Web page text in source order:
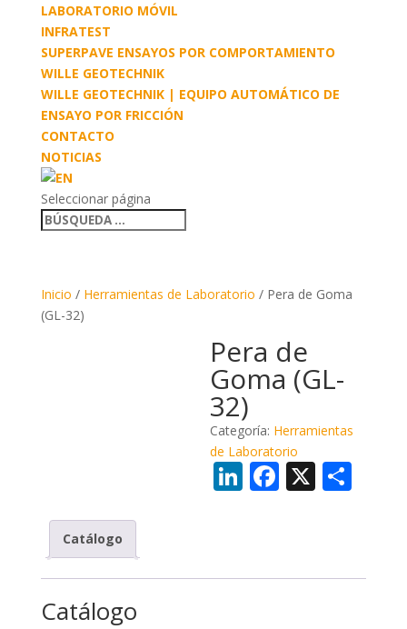
LABORATORIO MÓVIL
INFRATEST
SUPERPAVE ENSAYOS POR COMPORTAMIENTO
WILLE GEOTECHNIK
WILLE GEOTECHNIK | EQUIPO AUTOMÁTICO DE
ENSAYO POR FRICCIÓN
CONTACTO
NOTICIAS
Seleccionar página
Inicio / Herramientas de Laboratorio / Pera de Goma
(GL-32)
Pera de
Goma (GL-
32)
Categoría: Herramientas
de Laboratorio
LinkedIn
Facebook
X
Catálogo
Catálogo